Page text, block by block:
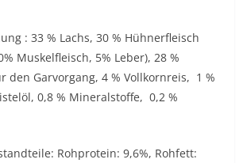
: 33 % Lachs, 30 % Hühnerfleisch
Muskelfleisch, 5% Leber), 28 %
den Garvorgang, 4 % Vollkornreis, 1 %
0,8 % Mineralstoffe, 0,2 %
Rohprotein: 9,6%, Rohfett: